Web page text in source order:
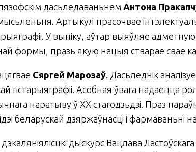
дась­ле­да­вань­нем Антона
Артыкул прасочвае
У выніку, аўтар выяўляе
формы, празь якую нацыя стварае свае
Сяргей Марозаў. Дасьледнік
гістарыяграфіі. Асобная ўвага надаецца
наратыву ў ХХ стагодзьдзі. Праз
беларускай дзяржаўнасці і
дэкаляніялісцкі дыскурс Вацлава